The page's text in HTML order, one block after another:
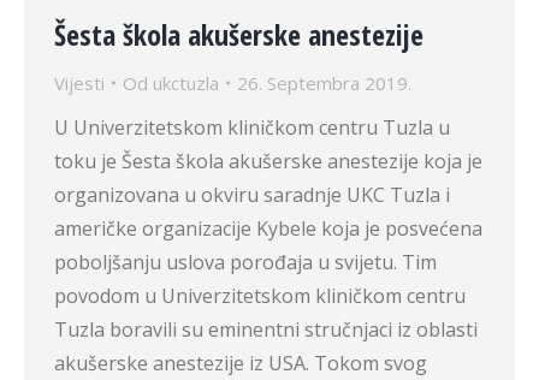
Šesta škola akušerske anestezije
Vijesti Od ukctuzla 26. Septembra 2019.
U Univerzitetskom kliničkom centru Tuzla u
toku je Šesta škola akušerske anestezije koja je
organizovana u okviru saradnje UKC Tuzla i
američke organizacije Kybele koja je posvećena
poboljšanju uslova porođaja u svijetu. Tim
povodom u Univerzitetskom kliničkom centru
Tuzla boravili su eminentni stručnjaci iz oblasti
akušerske anestezije iz USA. Tokom svog